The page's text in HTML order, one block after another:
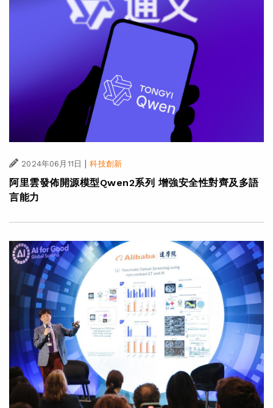
2024年06月11日 | 科技創新
阿里雲發佈開源模型Qwen2系列 增強安全性對齊及多語
言能力